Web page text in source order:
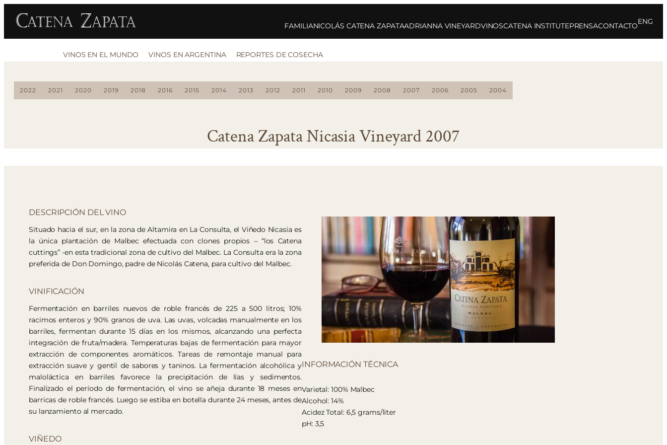
FAMILIANICOLÁS CATENA ZAPATAADRIANNA VINEYARDVINOSCATENA INSTITUTEPRENSACONTACTO
ENG
VINOS EN EL MUNDO VINOS EN ARGENTINA REPORTES DE COSECHA
2022 2021 2020 2019 2018 2016 2015 2014 2013 2012 2011 2010 2009 2008 2007 2006 2005 2004
Catena Zapata Nicasia Vineyard 2007
DESCRIPCIÓN DEL VINO
Situado hacia el sur, en la zona de Altamira en La Consulta, el Viñedo Nicasia es
la única plantación de Malbec efectuada con clones propios – “los Catena
cuttings” -en esta tradicional zona de cultivo del Malbec. La Consulta era la zona
preferida de Don Domingo, padre de Nicolás Catena, para cultivo del Malbec.
VINIFICACIÓN
Fermentación en barriles nuevos de roble francés de 225 a 500 litros; 10%
racimos enteros y 90% granos de uva. Las uvas, volcadas manualmente en los
barriles, fermentan durante 15 días en los mismos, alcanzando una perfecta
integración de fruta/madera. Temperaturas bajas de fermentación para mayor
extracción de componentes aromáticos. Tareas de remontaje manual para
extracción suave y gentil de sabores y taninos. La fermentación alcohólica y
maloláctica en barriles favorece la precipitación de lías y sedimentos.
Finalizado el período de fermentación, el vino se añeja durante 18 meses en
barricas de roble francés. Luego se estiba en botella durante 24 meses, antes de
su lanzamiento al mercado.
VIÑEDO
INFORMACIÓN TÉCNICA
Varietal: 100% Malbec
Alcohol: 14%
Acidez Total: 6,5 grams/liter
pH: 3,5